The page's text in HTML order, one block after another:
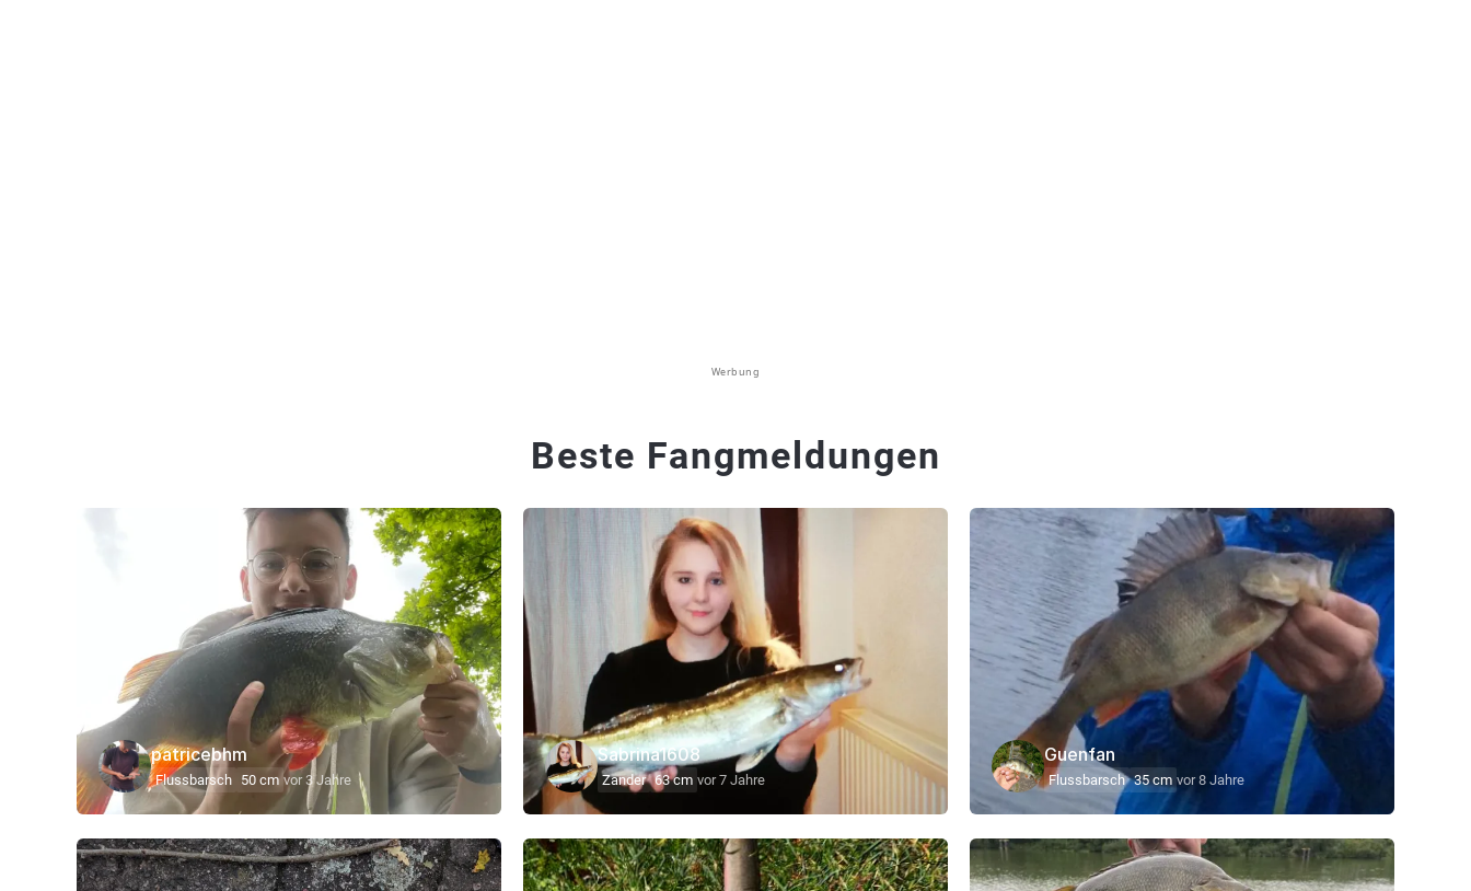
Werbung
Beste Fangmeldungen
patricebhm
Flussbarsch 50 cm vor 3 Jahre
Sabrina1608
Zander 63 cm vor 7 Jahre
Guenfan
Flussbarsch 35 cm vor 8 Jahre